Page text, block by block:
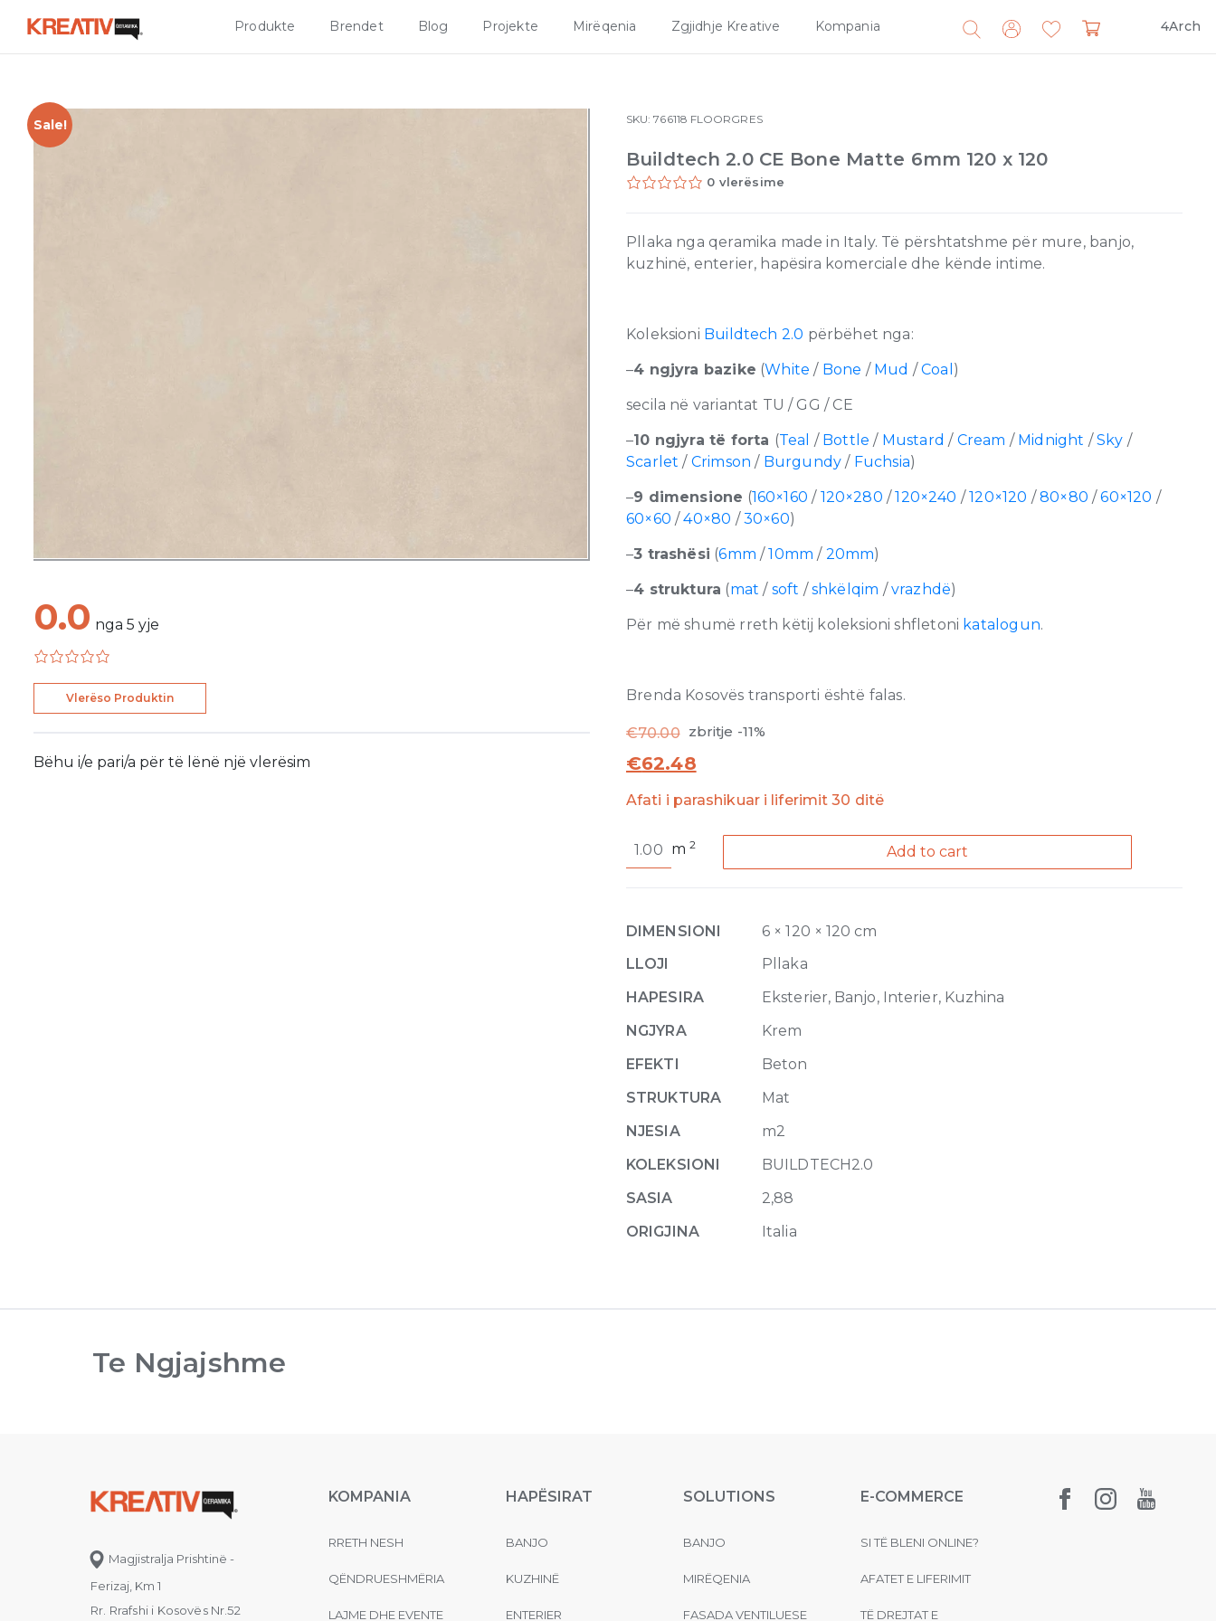
Produkte Brendet Blog Projekte Mirëqenia Zgjidhje Kreative Kompania 4Arch
Search
for:
Sale!
0.0 nga 5 yje
Vlerëso Produktin
Bëhu i/e pari/a për të lënë një vlerësim
SKU:766118 FLOORGRES
Buildtech 2.0 CE Bone Matte 6mm 120 x 120
0 vlerësime
Pllaka nga qeramika made in Italy. Të përshtatshme për mure, banjo,
kuzhinë, enterier, hapësira komerciale dhe kënde intime.
Koleksioni Buildtech 2.0 përbëhet nga:
–4 ngjyra bazike (White / Bone / Mud /Coal )
secila në variantat TU / GG / CE
–10 ngjyra të forta (Teal / Bottle / Mustard / Cream / Midnight /Sky /
Scarlet / Crimson / Burgundy / Fuchsia)
–9 dimensione (160×160 / 120×280 /120×240 /120×120 /80×80 /60×120 /
60×60 /40×80 /30×60)
–3 trashësi (6mm /10mm / 20mm)
–4 struktura (mat / soft /shkëlqim /vrazhdë)
Për më shumë rreth këtij koleksioni shfletoni katalogun.
Brenda Kosovës transporti është falas.
€70.00 zbritje -11%
€62.48
Afati i parashikuar i liferimit 30 ditë
2.0
6mm
120
120
quantity
m2 Add to cart
DIMENSIONI
6 × 120 × 120 cm
LLOJI
Pllaka
HAPESIRA
Eksterier, Banjo, Interier, Kuzhina
NGJYRA
Krem
EFEKTI
Beton
STRUKTURA
Mat
NJESIA
m2
KOLEKSIONI
BUILDTECH2.0
SASIA
2,88
ORIGJINA
Italia
Te Ngjajshme
Magjistralja Prishtinë -
Ferizaj, Km 1
Rr. Rrafshi i Kosovës Nr.52
KOMPANIA
RRETH NESH
QËNDRUESHMËRIA
LAJME DHE EVENTE
HAPËSIRAT
BANJO
KUZHINË
ENTERIER
SOLUTIONS
BANJO
MIRËQENIA
FASADA VENTILUESE
E-COMMERCE
SI TË BLENI ONLINE?
AFATET E LIFERIMIT
TË DREJTAT E